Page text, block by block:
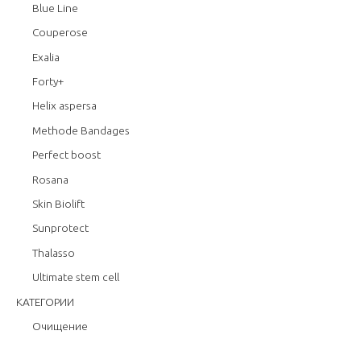
Blue Line
Couperose
Exalia
Forty+
Helix aspersa
Methode Bandages
Perfect boost
Rosana
Skin Biolift
Sunprotect
Thalasso
Ultimate stem cell
КАТЕГОРИИ
Очищение